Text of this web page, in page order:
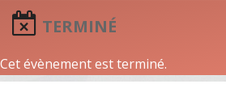
TERMINÉ
Cet évènement est terminé.